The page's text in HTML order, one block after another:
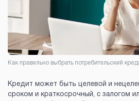
Как правильно выбрать потребительский
Кредит может быть целевой и
сроком и краткосрочный, с залогом